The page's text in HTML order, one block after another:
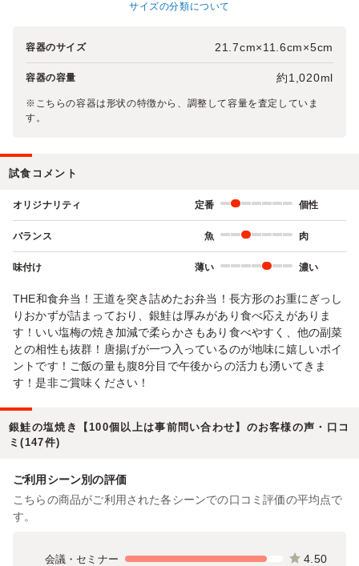
サイズの分類について
容器のサイズ 21.7cm×11.6cm×5cm
容器の容量 約1,020ml
※こちらの容器は形状の特徴から、調整して容量を査定していま
す。
試食コメント
オリジナリティ 定番 個性
バランス 魚 肉
味付け 薄い 濃い
THE和食弁当！王道を突き詰めたお弁当！長方形のお重にぎっし
りおかずが詰まっており、銀鮭は厚みがあり食べ応えがありま
す！いい塩梅の焼き加減で柔らかさもあり食べやすく、他の副菜
との相性も抜群！唐揚げが一つ入っているのが地味に嬉しいポイ
ントです！ご飯の量も腹8分目で午後からの活力も湧いてきま
す！是非ご賞味ください！
銀鮭の塩焼き【100個以上は事前問い合わせ】のお客様の声・口コ
ミ(147件)
ご利用シーン別の評価
こちらの商品がご利用された各シーンでの口コミ評価の平均点で
す。
会議・セミナー 4.50